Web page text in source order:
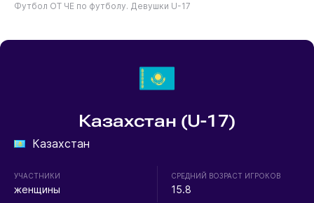
Футбол ОТ ЧЕ по футболу. Девушки U-17
Казахстан (U-17)
Казахстан
УЧАСТНИКИ
женщины
СРЕДНИЙ ВОЗРАСТ ИГРОКОВ
15.8